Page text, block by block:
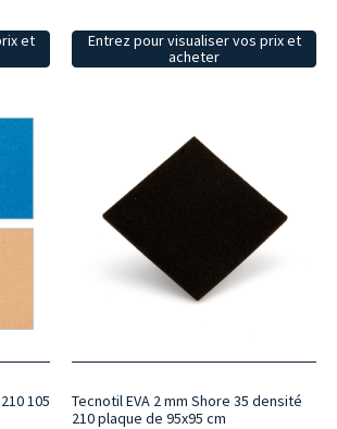
et
Entrez pour visualiser vos prix et
acheter
105
Tecnotil EVA 2 mm Shore 35 densité
210 plaque de 95x95 cm